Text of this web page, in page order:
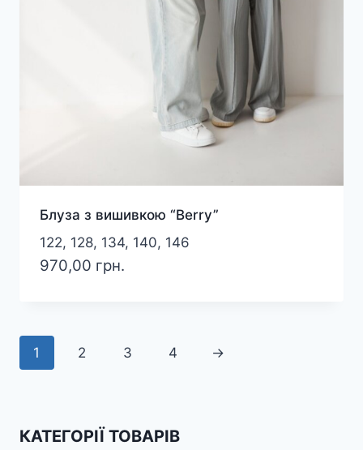
Блуза з вишивкою “Berry”
122, 128, 134, 140, 146
970,00 грн.
1 2 3 4 →
КАТЕГОРІЇ ТОВАРІВ